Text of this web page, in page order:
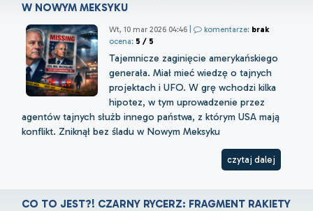
W NOWYM MEKSYKU
Wt, 10 mar 2026 04:46 komentarze: brak
ocena: 5 / 5
Tajemnicze zaginięcie amerykańskiego
generała. Miał mieć wiedzę o tajnych
projektach i UFO. W grę wchodzi kilka
hipotez, w tym uprowadzenie przez
agentów tajnych służb innego państwa, z którym USA mają
konflikt. Zniknął bez śladu w Nowym Meksyku
czytaj dalej
CO TO JEST?! CZARNY RYCERZ: FRAGMENT RAKIETY